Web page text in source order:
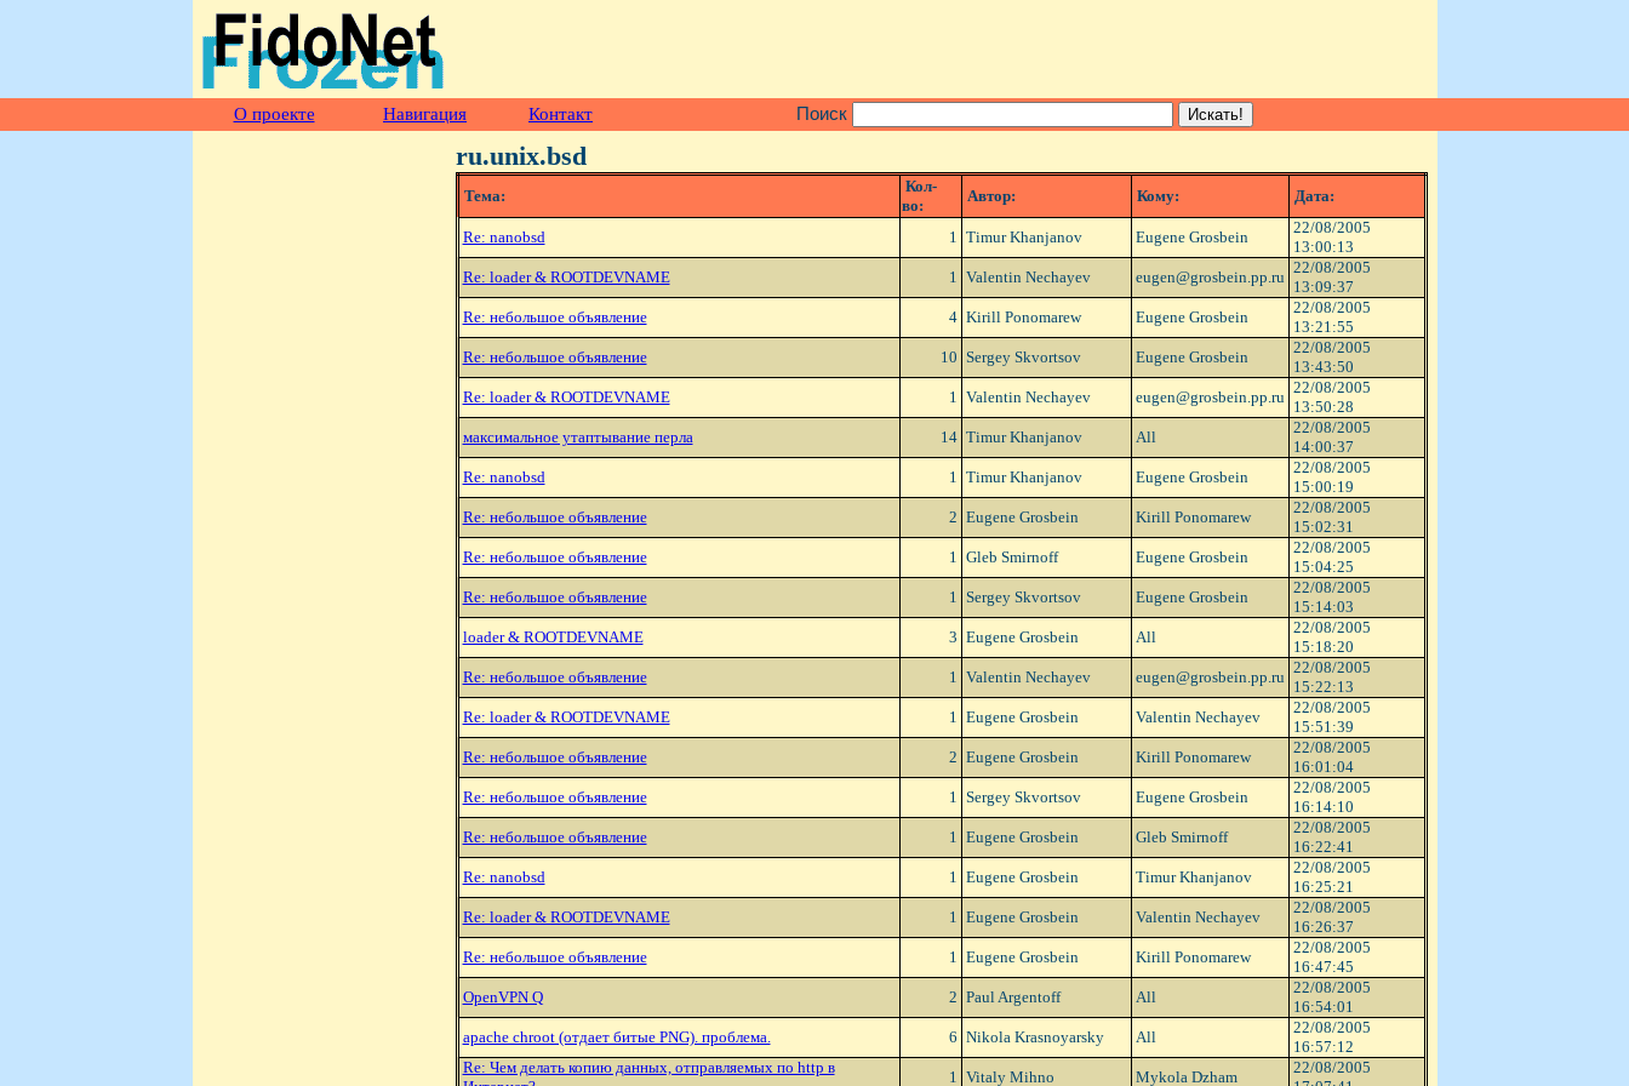
О проекте Навигация Контакт Поиск
ru.unix.bsd
Тема:
Кол-
во:
Автор: Кому: Дата:
Re: nanobsd 1 Timur Khanjanov Eugene Grosbein
22/08/2005
13:00:13
Re: loader & ROOTDEVNAME
1 Valentin Nechayev eugen@grosbein.pp.ru
22/08/2005
13:09:37
Re: небольшое объявление
4 Kirill Ponomarew Eugene Grosbein
22/08/2005
13:21:55
Re: небольшое объявление
10 Sergey Skvortsov Eugene Grosbein
22/08/2005
13:43:50
Re: loader & ROOTDEVNAME
1 Valentin Nechayev eugen@grosbein.pp.ru
22/08/2005
13:50:28
максимальное утаптывание перла
14 Timur Khanjanov All
22/08/2005
14:00:37
Re: nanobsd
1 Timur Khanjanov Eugene Grosbein
22/08/2005
15:00:19
Re: небольшое объявление
2 Eugene Grosbein Kirill Ponomarew
22/08/2005
15:02:31
Re: небольшое объявление
1 Gleb Smirnoff Eugene Grosbein
22/08/2005
15:04:25
Re: небольшое объявление
1 Sergey Skvortsov Eugene Grosbein
22/08/2005
15:14:03
loader & ROOTDEVNAME
3 Eugene Grosbein All
22/08/2005
15:18:20
Re: небольшое объявление
1 Valentin Nechayev eugen@grosbein.pp.ru
22/08/2005
15:22:13
Re: loader & ROOTDEVNAME
1 Eugene Grosbein Valentin Nechayev
22/08/2005
15:51:39
Re: небольшое объявление
2 Eugene Grosbein Kirill Ponomarew
22/08/2005
16:01:04
Re: небольшое объявление
1 Sergey Skvortsov Eugene Grosbein
22/08/2005
16:14:10
Re: небольшое объявление
1 Eugene Grosbein Gleb Smirnoff
22/08/2005
16:22:41
Re: nanobsd
1 Eugene Grosbein Timur Khanjanov
22/08/2005
16:25:21
Re: loader & ROOTDEVNAME
1 Eugene Grosbein Valentin Nechayev
22/08/2005
16:26:37
Re: небольшое объявление
1 Eugene Grosbein Kirill Ponomarew
22/08/2005
16:47:45
OpenVPN Q
2 Paul Argentoff All
22/08/2005
16:54:01
apache chroot (отдает битые PNG). проблема.
6 Nikola Krasnoyarsky All
22/08/2005
16:57:12
Re: Чем делать копию данных, отпpавляемых по http в
1 Vitaly Mihno Mykola Dzham
22/08/2005